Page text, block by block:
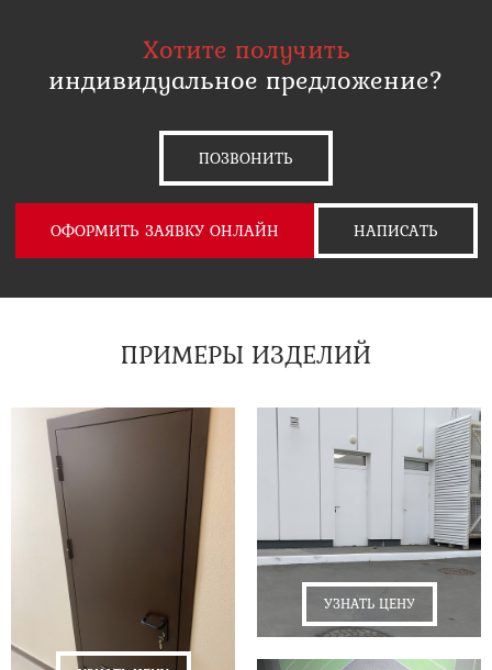
Хотите получить
индивидуальное предложение?
ПОЗВОНИТЬ
ОФОРМИТЬ ЗАЯВКУ ОНЛАЙН НАПИСАТЬ
ПРИМЕРЫ ИЗДЕЛИЙ
УЗНАТЬ ЦЕНУ